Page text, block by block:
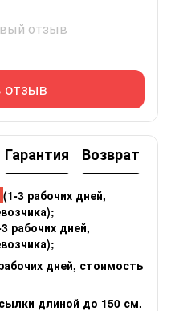
отзыв
отзыв
Гарантия Возврат
(1-3 рабочих дней,
рабочих дней,
дней, стоимость
длиной до 150 см.